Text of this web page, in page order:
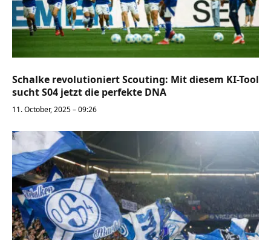
Schalke revolutioniert Scouting: Mit diesem KI-Tool
sucht S04 jetzt die perfekte DNA
11. October, 2025 – 09:26